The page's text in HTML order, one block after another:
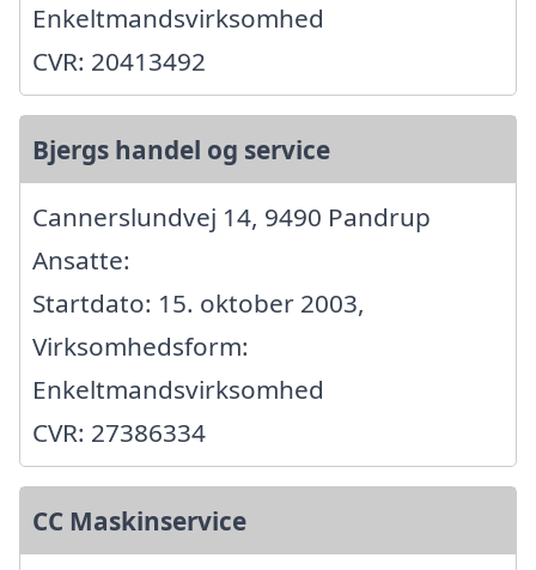
Enkeltmandsvirksomhed
CVR: 20413492
Bjergs handel og service
Cannerslundvej 14, 9490 Pandrup
Ansatte:
Startdato: 15. oktober 2003,
Virksomhedsform:
Enkeltmandsvirksomhed
CVR: 27386334
CC Maskinservice